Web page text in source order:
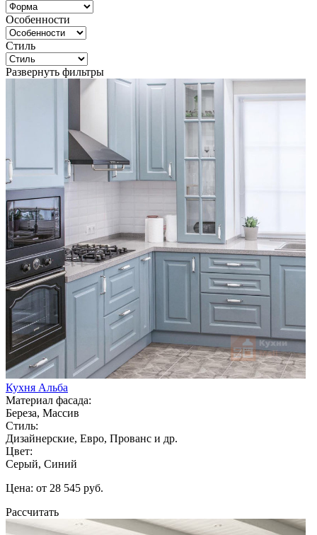
Особенности
Стиль
Развернуть фильтры
Кухня Альба
Материал фасада:
Береза, Массив
Стиль:
Дизайнерские, Евро, Прованс и др.
Цвет:
Серый, Синий
Цена: от 28 545 руб.
Рассчитать